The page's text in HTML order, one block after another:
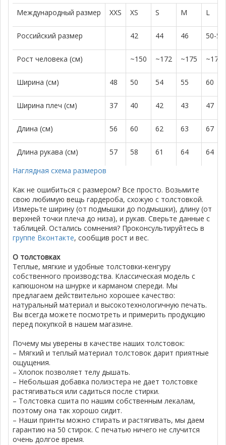
Международный размер XXS XS S M L
Российский размер 42 44 46 50-52
Рост человека (см) ~150 ~172 ~175 ~179
Ширина (см) 48 50 54 55 60
Ширина плеч (см) 37 40 42 43 47
Длина (см) 56 60 62 63 67
Длина рукава (см) 57 58 61 64
64
Наглядная схема размеров
Как не ошибиться с размером? Все просто. Возьмите
свою любимую вещь гардероба, схожую с толстовкой.
Измерьте ширину (от подмышки до подмышки), длину (от
верхней точки плеча до низа), и рукав. Сверьте данные с
таблицей. Остались сомнения? Проконсультируйтесь в
группе Вконтакте, сообщив рост и вес.
О толстовках
Теплые, мягкие и удобные толстовки-кенгуру
собственного производства. Классическая модель с
капюшоном на шнурке и карманом спереди. Мы
предлагаем действительно хорошее качество:
натуральный материал и высокотехнологичную печать.
Вы всегда можете посмотреть и примерить продукцию
перед покупкой в нашем магазине.
Почему мы уверены в качестве наших толстовок:
– Мягкий и теплый материал толстовок дарит приятные
ощущения.
– Хлопок позволяет телу дышать.
– Небольшая добавка полиэстера не дает толстовке
растягиваться или садиться после стирки.
– Толстовка сшита по нашим собственным лекалам,
поэтому она так хорошо сидит.
– Наши принты можно стирать и растягивать, мы даем
гарантию на 50 стирок. С печатью ничего не случится
очень долгое время.